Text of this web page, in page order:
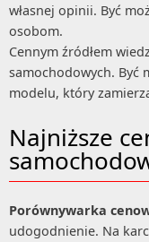
własnej opinii. Być
osobom.
Cennym źródłem
samochodowych. Być
modelu, który
Najniższe
Porównywarka
udogodnienie. Na